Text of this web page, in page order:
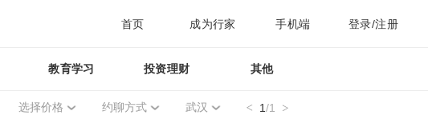
首页 成为行家 手机端 登录/注册
教育学习 投资理财 其他
选择价格 约聊方式 武汉 1/1